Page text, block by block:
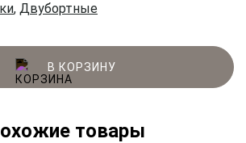
, Двубортные
В КОРЗИНУ
товары